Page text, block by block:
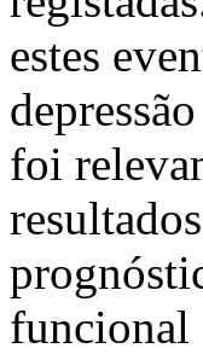
estes
foi
funcional